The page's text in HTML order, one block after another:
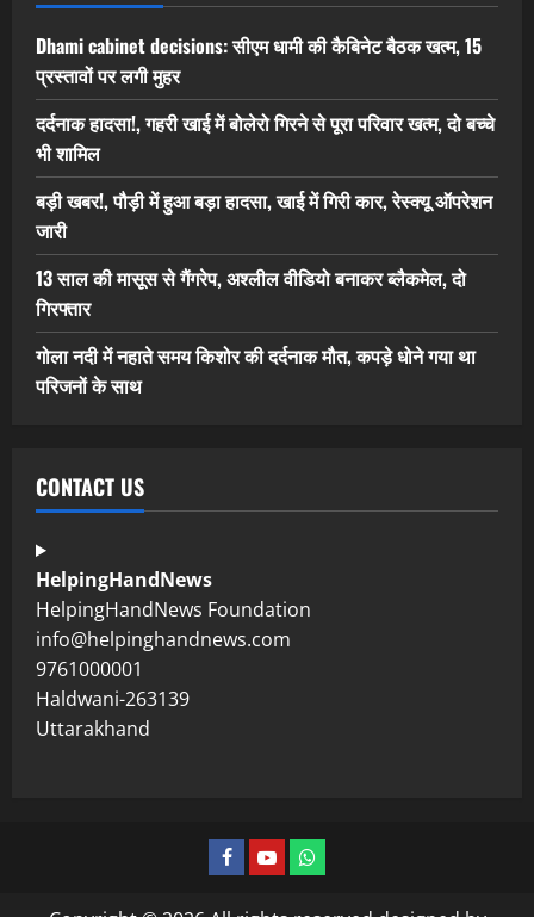
Dhami cabinet decisions: सीएम धामी की कैबिनेट बैठक खत्म, 15
प्रस्तावों पर लगी मुहर
दर्दनाक हादसा!, गहरी खाई में बोलेरो गिरने से पूरा परिवार खत्म, दो बच्चे
भी शामिल
बड़ी खबर!, पौड़ी में हुआ बड़ा हादसा, खाई में गिरी कार, रेस्क्यू ऑपरेशन
जारी
13 साल की मासूस से गैंगरेप, अश्लील वीडियो बनाकर ब्लैकमेल, दो
गिरफ्तार
गोला नदी में नहाते समय किशोर की दर्दनाक मौत, कपड़े धोने गया था
परिजनों के साथ
CONTACT US
HelpingHandNews
HelpingHandNews Foundation
info@helpinghandnews.com
9761000001
Haldwani-263139
Uttarakhand